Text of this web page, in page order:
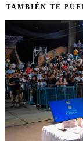
TAMBIÉN TE
También te